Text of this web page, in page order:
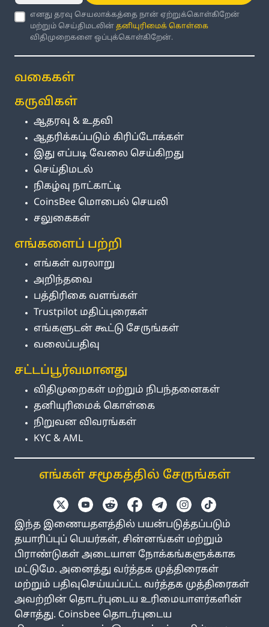
எனது தரவு செயலாக்கத்தை நான் ஏற்றுக்கொள்கிறேன்
மற்றும் செய்திமடலின்தனியுரிமைக் கொள்கை
விதிமுறைகளை ஒப்புக்கொள்கிறேன்.
வகைகள்
கருவிகள்
ஆதரவு & உதவி
ஆதரிக்கப்படும் கிரிப்டோக்கள்
இது எப்படி வேலை செய்கிறது
செய்திமடல்
நிகழ்வு நாட்காட்டி
CoinsBee மொபைல் செயலி
சலுகைகள்
எங்களைப் பற்றி
எங்கள் வரலாறு
அறிந்தவை
பத்திரிகை வளங்கள்
Trustpilot மதிப்புரைகள்
எங்களுடன் கூட்டு சேருங்கள்
வலைப்பதிவு
சட்டப்பூர்வமானது
விதிமுறைகள் மற்றும் நிபந்தனைகள்
தனியுரிமைக் கொள்கை
நிறுவன விவரங்கள்
KYC & AML
எங்கள் சமூகத்தில் சேருங்கள்
இந்த இணையதளத்தில் பயன்படுத்தப்படும்
தயாரிப்புப் பெயர்கள், சின்னங்கள் மற்றும்
பிராண்டுகள் அடையாள நோக்கங்களுக்காக
மட்டுமே. அனைத்து வர்த்தக முத்திரைகள்
மற்றும் பதிவுசெய்யப்பட்ட வர்த்தக முத்திரைகள்
அவற்றின் தொடர்புடைய உரிமையாளர்களின்
சொத்து. Coinsbee தொடர்புடைய